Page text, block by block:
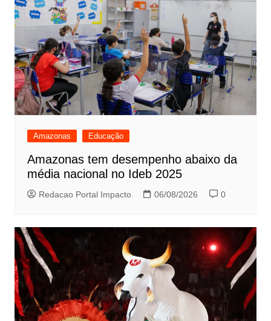
Amazonas Educação
Amazonas tem desempenho abaixo da
média nacional no Ideb 2025
Redacao Portal Impacto 06/08/2026 0